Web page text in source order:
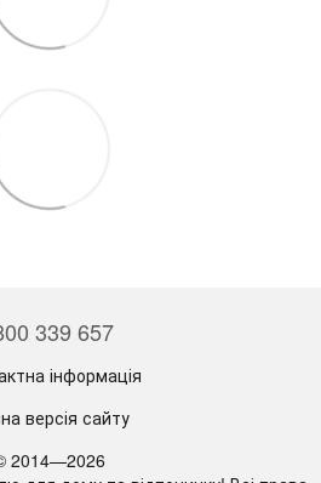
339 657
інформація
версія сайту
2014—2026